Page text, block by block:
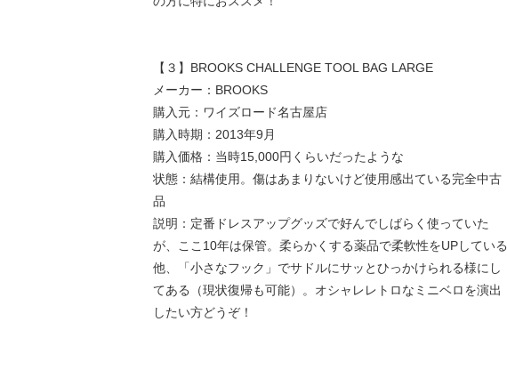
【３】BROOKS CHALLENGE TOOL BAG LARGE
メーカー：BROOKS
購入元：ワイズロード名古屋店
購入時期：2013年9月
購入価格：当時15,000円くらいだったような
状態：結構使用。傷はあまりないけど使用感出ている完全中古
品
説明：定番ドレスアップグッズで好んでしばらく使っていた
が、ここ10年は保管。柔らかくする薬品で柔軟性をUPしている
他、「小さなフック」でサドルにサッとひっかけられる様にし
てある（現状復帰も可能）。オシャレレトロなミニベロを演出
したい方どうぞ！